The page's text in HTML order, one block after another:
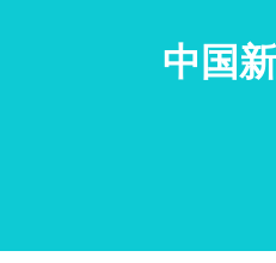
中国